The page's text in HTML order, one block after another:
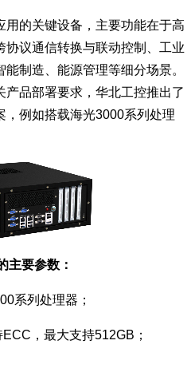
的关键设备，主要功能在于高
议通信转换与联动控制、工业
制造、能源管理等细分场景。
品部署要求，华北工控推出了
，例如搭载海光3000系列处理
要参数：
系列处理器；
，最大支持512GB；